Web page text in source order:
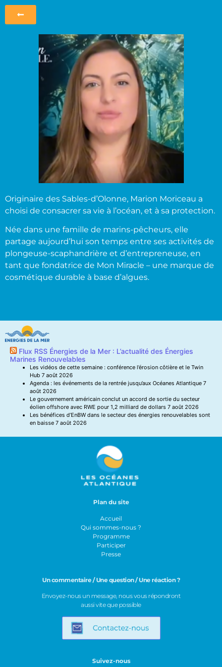
Originaire des Sables-d’Olonne, Marion Moriceau a
choisi de consacrer sa vie à l’océan, et à sa protection.
Née dans une famille de marins-pêcheurs, elle
partage aujourd’hui son temps entre ses activités de
plongeuse-scaphandrière et d’entrepreneuse, en
tant que fondatrice de Mon Miracle – une marque de
cosmétique durable à base d’algues.
Flux RSS Énergies de la Mer : L’actualité des Énergies
Marines Renouvelables
Les vidéos de cette semaine : conférence l’érosion côtière et le Twin
Hub 7 août 2026
Agenda : les événements de la rentrée jusqu’aux Océanes Atlantique 7
août 2026
Le gouvernement américain conclut un accord de sortie du secteur
éolien offshore avec RWE pour 1,2 milliard de dollars 7 août 2026
Les bénéfices d’EnBW dans le secteur des énergies renouvelables sont
en baisse 7 août 2026
Plan du site
Accueil
Qui sommes-nous ?
Programme
Participer
Presse
Un commentaire / Une question / Une réaction ?
Envoyez-nous un message, nous vous répondront
aussi vite que possible
Suivez-nous